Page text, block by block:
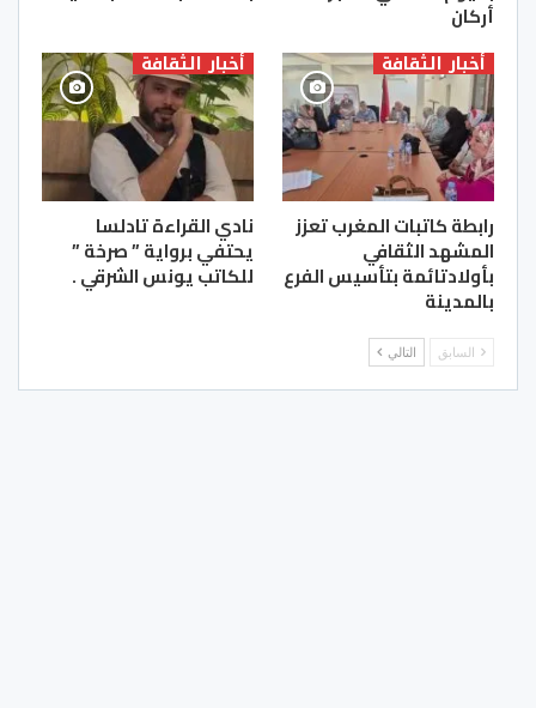
أركان
أخبار الثقافة
رابطة كاتبات المغرب تعزز
المشهد الثقافي
بأولادتائمة بتأسيس الفرع
بالمدينة
أخبار الثقافة
نادي القراءة تادلسا
يحتفي برواية ” صرخة ”
للكاتب يونس الشرقي .
السابق التالي